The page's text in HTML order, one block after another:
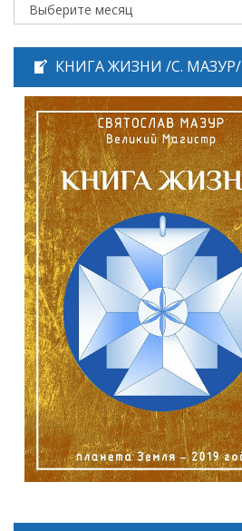
КНИГА ЖИЗНИ /С. МАЗУР/